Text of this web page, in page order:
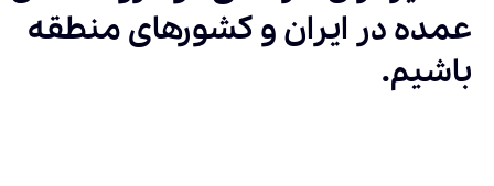
عمده در ایران و کشورهای منطقه
باشیم.